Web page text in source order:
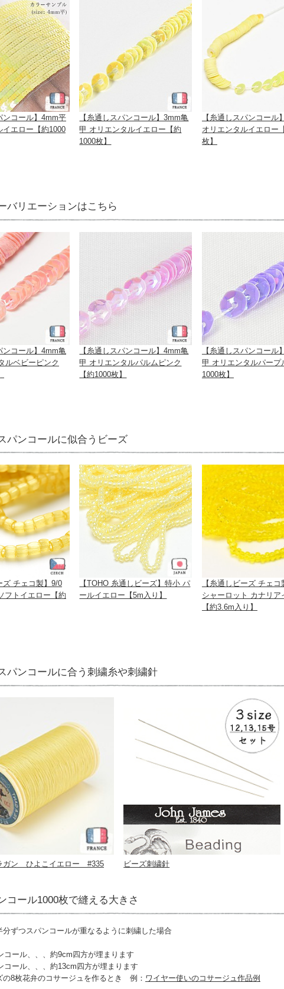
ンコール】4mm平
イエロー【約1000
【糸通しスパンコール】3mm亀
甲 オリエンタルイエロー【約
1000枚】
【糸通しスパンコール
オリエンタルイエロー
枚】
バリエーションはこちら
ンコール】4mm亀
ルベビーピンク
【糸通しスパンコール】4mm亀
甲 オリエンタルパルムピンク
【約1000枚】
【糸通しスパンコール
甲 オリエンタルパープ
1000枚】
パンコールに似合うビーズ
ズ チェコ製】9/0
フトイエロー【約
【TOHO 糸通しビーズ】特小 パ
ールイエロー【5m入り】
【糸通しビーズ チェコ
シャーロット カナリア
【約3.6m入り】
パンコールに合う刺繍糸や刺繍針
ガン ひよこイエロー #335 ビーズ刺繍針
コール1000枚で縫える大きさ
分ずつスパンコールが重なるように刺繍した場合
コール、、、約9cm四方が埋まります
コール、、、約13cm四方が埋まります
の8枚花弁のコサージュを作るとき 例： ワイヤー使いのコサージュ作品例